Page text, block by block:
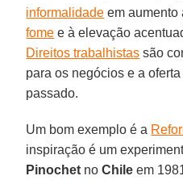
informalidade em aumento
fome e à elevação
Direitos trabalhistas são
para os negócios e a
passado.
Um bom exemplo é a
inspiração é um
Pinochet noChile em